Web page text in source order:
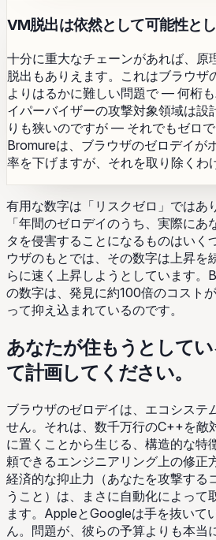
VM脱出は依然として可能性と
十分に重大なチェーンがあれば、原
脱出もありえます。これはブラウザ
よりはるかに難しい問題で ― 何桁
イパーバイザーの攻撃対象領域は設
りも狭いのですが ― それでもゼロで
Bromureは、ブラウザのゼロデイが
率を下げますが、それを取り除くわ
有用な数字は「リスクゼロ」ではあ
「年間のゼロデイのうち、実際に
タを侵害することになるものはいく
ウザのもとでは、その数字は上昇を
らに速く上昇しようとしています。
の数字は、発見に約100倍のコスト
って抑え込まれているのです。
あなたが住もうとして
て計画してください。
ブラウザのゼロデイは、エコシステ
せん。それは、数千万行のC++を敵
に置くことから生じる、構造的な特
頼できるエンジニアリング上の修正
経済的な抑止力（あなたを攻撃する
うこと）は、まさに自動化によって
ます。AppleとGoogleは手を抜いて
ん。問題が、彼らの予算よりも本当